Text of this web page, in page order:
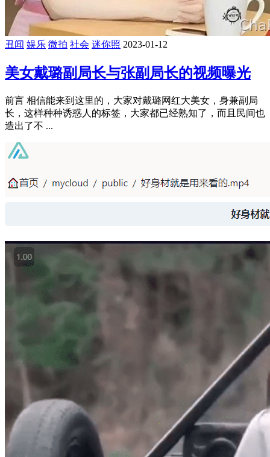
丑闻 娱乐 微拍 社会 迷你照 2023-01-12
美女戴璐副局长与张副局长的视频曝光
前言 相信能来到这里的，大家对戴璐网红大美女，身兼副局
长，这样种种诱惑人的标签，大家都已经熟知了，而且民间也
造出了不 ...